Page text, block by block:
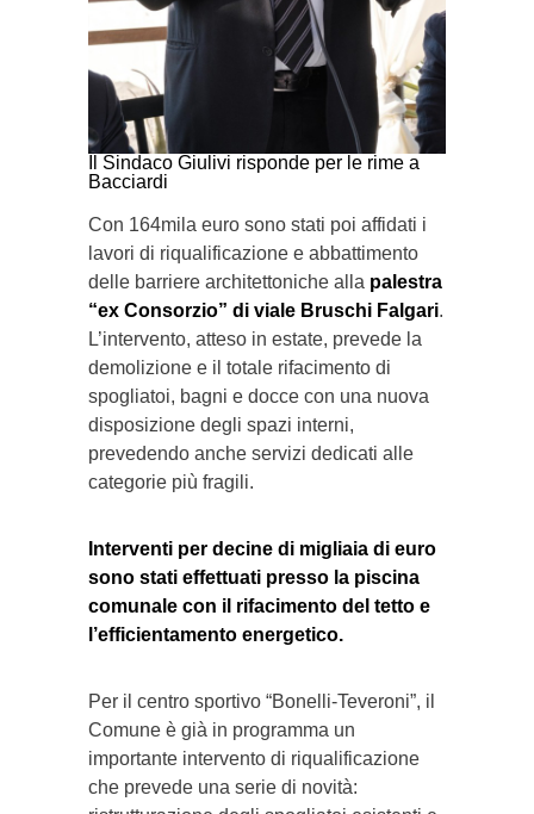
Il Sindaco Giulivi risponde per le rime a
Bacciardi
Con 164mila euro sono stati poi affidati i
lavori di riqualificazione e abbattimento
delle barriere architettoniche alla palestra
“ex Consorzio” di viale Bruschi Falgari.
L’intervento, atteso in estate, prevede la
demolizione e il totale rifacimento di
spogliatoi, bagni e docce con una nuova
disposizione degli spazi interni,
prevedendo anche servizi dedicati alle
categorie più fragili.
Interventi per decine di migliaia di euro
sono stati effettuati presso la piscina
comunale con il rifacimento del tetto e
l’efficientamento energetico.
Per il centro sportivo “Bonelli-Teveroni”, il
Comune è già in programma un
importante intervento di riqualificazione
che prevede una serie di novità: